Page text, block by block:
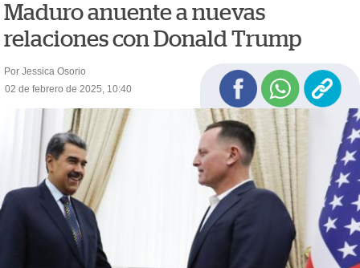
Maduro anuente a nuevas
relaciones con Donald Trump
Por Jessica Osorio
02 de febrero de 2025, 10:40